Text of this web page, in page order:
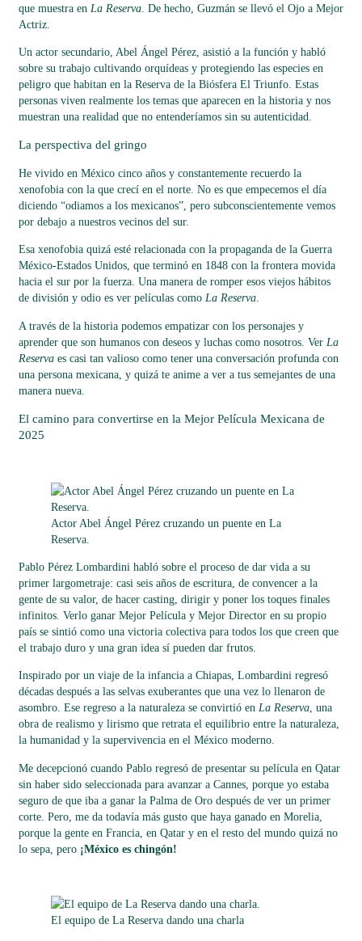
que muestra en La Reserva . De hecho, Guzmán se llevó el Ojo a Mejor
Actriz.
Un actor secundario, Abel Ángel Pérez, asistió a la función y habló
sobre su trabajo cultivando orquídeas y protegiendo las especies en
peligro que habitan en la Reserva de la Biósfera El Triunfo. Estas
personas viven realmente los temas que aparecen en la historia y nos
muestran una realidad que no entenderíamos sin su autenticidad.
La perspectiva del gringo
He vivido en México cinco años y constantemente recuerdo la
xenofobia con la que crecí en el norte. No es que empecemos el día
diciendo “odiamos a los mexicanos”, pero subconscientemente vemos
por debajo a nuestros vecinos del sur.
Esa xenofobia quizá esté relacionada con la propaganda de la Guerra
México-Estados Unidos, que terminó en 1848 con la frontera movida
hacia el sur por la fuerza. Una manera de romper esos viejos hábitos
de división y odio es ver películas como La Reserva.
A través de la historia podemos empatizar con los personajes y
aprender que son humanos con deseos y luchas como nosotros. Ver La
Reserva es casi tan valioso como tener una conversación profunda con
una persona mexicana, y quizá te anime a ver a tus semejantes de una
manera nueva.
El camino para convertirse en la Mejor Película Mexicana de
2025
Actor Abel Ángel Pérez cruzando un puente en La
Reserva.
Pablo Pérez Lombardini habló sobre el proceso de dar vida a su
primer largometraje: casi seis años de escritura, de convencer a la
gente de su valor, de hacer casting, dirigir y poner los toques finales
infinitos. Verlo ganar Mejor Película y Mejor Director en su propio
país se sintió como una victoria colectiva para todos los que creen que
el trabajo duro y una gran idea sí pueden dar frutos.
Inspirado por un viaje de la infancia a Chiapas, Lombardini regresó
décadas después a las selvas exuberantes que una vez lo llenaron de
asombro. Ese regreso a la naturaleza se convirtió en La Reserva, una
obra de realismo y lirismo que retrata el equilibrio entre la naturaleza,
la humanidad y la supervivencia en el México moderno.
Me decepcionó cuando Pablo regresó de presentar su película en Qatar
sin haber sido seleccionada para avanzar a Cannes, porque yo estaba
seguro de que iba a ganar la Palma de Oro después de ver un primer
corte. Pero, me da todavía más gusto que haya ganado en Morelia,
porque la gente en Francia, en Qatar y en el resto del mundo quizá no
lo sepa, pero ¡México es chingón!
El equipo de La Reserva dando una charla